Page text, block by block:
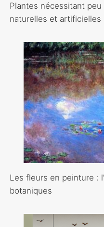
Plantes nécessitant
naturelles et artificielles
Les fleurs en peinture :
botaniques